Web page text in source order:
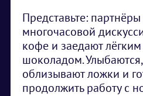
Представьте:
многочасовой
кофе и заедают
шоколадом.
облизывают ложки и
продолжить работу с